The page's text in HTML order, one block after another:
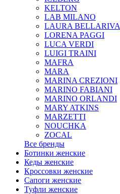
KELTON
LAB MILANO
LAURA BELLARIVA
LORENA PAGGI
LUCA VERDI
LUIGI TRAINI
MAFRA
MARA
MARINA CREZIONI
MARINO FABIANI
MARINO ORLANDI
MARY ATKINS
MARZETTI
NOUCHKA
ZOCAL
Все бренды
Ботинки женские
Кеды женские
Кроссовки женские
Сапоги женские
Туфли женские